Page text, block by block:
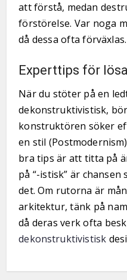
att förstå, medan
förstörelse. Var noga
då dessa ofta förväxlas.
Experttips för
När du stöter på en
dekonstruktivistisk,
konstruktören söker
en stil
bra tips är att titta på
på “-istisk” är
det. Om rutorna är
arkitektur, tänk på
då deras verk ofta
dekonstruktivistisk